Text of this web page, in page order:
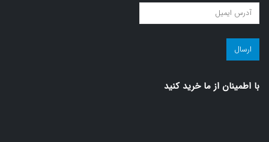
عضویت
در
مجله
سلامت!
با اطمينان از ما خريد كنيد